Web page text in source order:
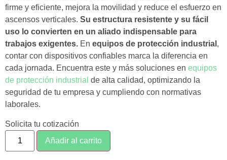
firme y eficiente, mejora la movilidad y reduce el esfuerzo en
ascensos verticales. Su estructura resistente y su fácil
uso lo convierten en un aliado indispensable para
trabajos exigentes. En equipos de protección industrial ,
contar con dispositivos confiables marca la diferencia en
cada jornada. Encuentra este y más soluciones en equipos
de protección industrial de alta calidad, optimizando la
seguridad de tu empresa y cumpliendo con normativas
laborales.
Solicita tu cotización
Añadir al carrito